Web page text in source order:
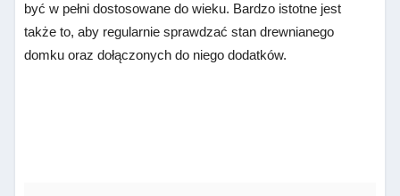
być w pełni dostosowane do wieku. Bardzo istotne jest
także to, aby regularnie sprawdzać stan drewnianego
domku oraz dołączonych do niego dodatków.